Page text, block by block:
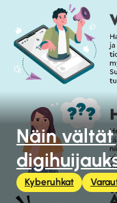
Näin
Kyberuhkat